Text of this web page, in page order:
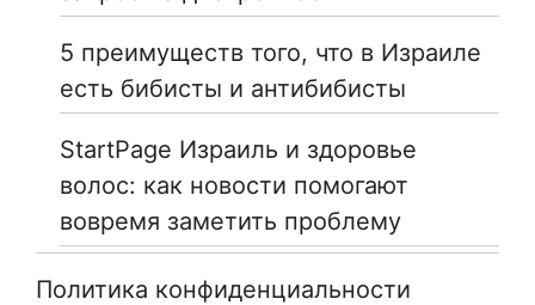
5 преимуществ того, что в Израиле
есть бибисты и антибибисты
StartPage Израиль и здоровье
волос: как новости помогают
вовремя заметить проблему
Политика конфиденциальности